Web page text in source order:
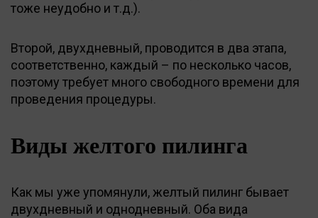
тоже неудобно и т.д.).
Второй, двухдневный, проводится в два этапа,
соответственно, каждый – по несколько часов,
поэтому требует много свободного времени для
проведения процедуры.
Виды желтого пилинга
Как мы уже упомянули, желтый пилинг бывает
двухдневный и однодневный. Оба вида